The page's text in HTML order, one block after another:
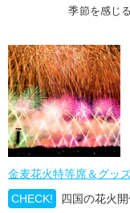
季節を感じ
金麦花火特等席＆グッ
CHECK!
四国の花火